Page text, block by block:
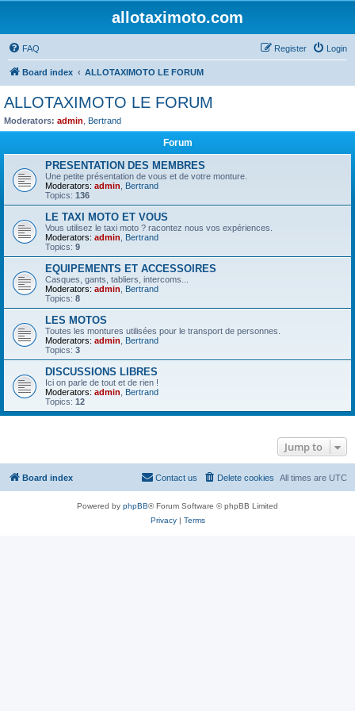
allotaximoto.com
FAQ Login
Register
Board index ALLOTAXIMOTO LE FORUM
ALLOTAXIMOTO LE FORUM
Moderators: admin Bertrand
Forum
PRESENTATION DES MEMBRES
Une petite présentation de vous et de votre monture.
Moderators: admin
Bertrand
Topics: 136
LE TAXI MOTO ET VOUS
Vous utilisez le taxi moto ? racontez nous vos expériences.
Moderators: admin
Bertrand
Topics: 9
EQUIPEMENTS ET ACCESSOIRES
Casques, gants, tabliers, intercoms...
Moderators: admin
Bertrand
Topics: 8
LES MOTOS
Toutes les montures utilisées pour le transport de personnes.
Moderators: admin
Bertrand
Topics: 3
DISCUSSIONS LIBRES
Ici on parle de tout et de rien !
Moderators: admin
Bertrand
Topics: 12
Jump to
Board index All times are UTC
Delete cookies
Contact us
Powered by phpBB® Forum Software © phpBB Limited
Privacy| Terms